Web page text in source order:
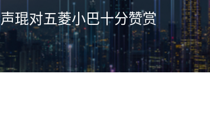
琨对五菱小巴十分赞赏